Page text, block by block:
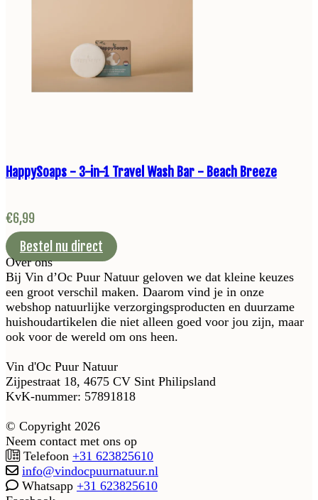
HappySoaps - 3-in-1 Travel Wash Bar - Beach Breeze
€6,99
Bestel nu direct
Over ons
Bij Vin d’Oc Puur Natuur geloven we dat kleine keuzes
een groot verschil maken. Daarom vind je in onze
webshop natuurlijke verzorgingsproducten en duurzame
huishoudartikelen die niet alleen goed voor jou zijn, maar
ook voor de wereld om ons heen.
Vin d'Oc Puur Natuur
Zijpestraat 18, 4675 CV Sint Philipsland
KvK-nummer: 57891818
© Copyright 2026
Neem contact met ons op
Telefoon +31 623825610
info@vindocpuurnatuur.nl
Whatsapp +31 623825610